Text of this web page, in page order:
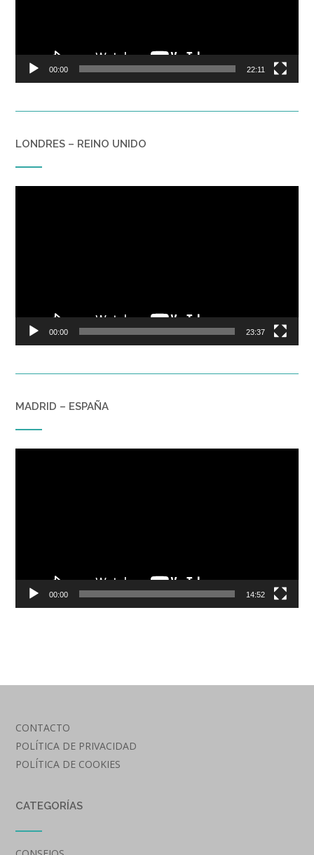
00:00 22:11
LONDRES – REINO UNIDO
00:00 23:37
MADRID – ESPAÑA
00:00 14:52
CONTACTO
POLÍTICA DE PRIVACIDAD
POLÍTICA DE COOKIES
CATEGORÍAS